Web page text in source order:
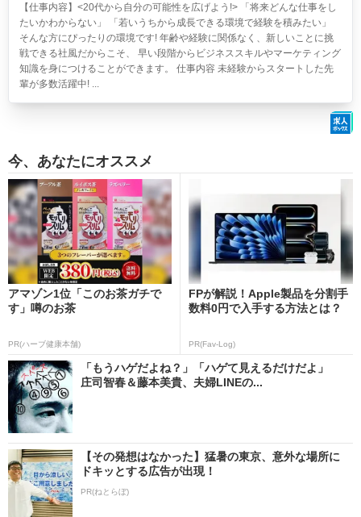
【仕事内容】<20代から自分の可能性を広げよう!> 「将来どんな仕事をし
たいかわからない」 「若いうちから成長できる環境で経験を積みたい」
そんな方にぴったりの環境です! 年齢や経験に関係なく、新しいことに挑
戦できる社風だからこそ、 早い段階からビジネススキルやマーケティング
知識を身につけることができます。 仕事内容 未経験からスタートした先
輩が多数活躍中! ...
今、あなたにオススメ
アマゾン1位「このお茶ガチで
す」噂のお茶
PR(ハーブ健康本舗)
FPが解説！Apple製品を分割手
数料0円で入手する方法とは？
PR(Fav-Log)
「もうハゲだよね？」「ハゲて見えるだけだよ」
庄司智春＆藤本美貴、夫婦LINEの...
【その発想はなかった】猛暑の東京、意外な場所に
ドキッとする広告が出現！
PR(ねとらぼ)